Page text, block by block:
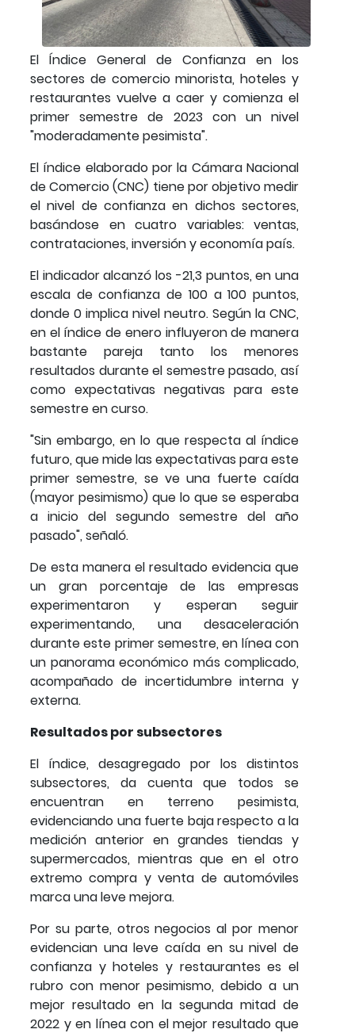
El Índice General de Confianza en los
sectores de comercio minorista, hoteles y
restaurantes vuelve a caer y comienza el
primer semestre de 2023 con un nivel
"moderadamente pesimista".
El índice elaborado por la Cámara Nacional
de Comercio (CNC) tiene por objetivo medir
el nivel de confianza en dichos sectores,
basándose en cuatro variables: ventas,
contrataciones, inversión y economía país.
El indicador alcanzó los -21,3 puntos, en una
escala de confianza de 100 a 100 puntos,
donde 0 implica nivel neutro. Según la CNC,
en el índice de enero influyeron de manera
bastante pareja tanto los menores
resultados durante el semestre pasado, así
como expectativas negativas para este
semestre en curso.
"Sin embargo, en lo que respecta al índice
futuro, que mide las expectativas para este
primer semestre, se ve una fuerte caída
(mayor pesimismo) que lo que se esperaba
a inicio del segundo semestre del año
pasado", señaló.
De esta manera el resultado evidencia que
un gran porcentaje de las empresas
experimentaron y esperan seguir
experimentando, una desaceleración
durante este primer semestre, en línea con
un panorama económico más complicado,
acompañado de incertidumbre interna y
externa.
Resultados por subsectores
El índice, desagregado por los distintos
subsectores, da cuenta que todos se
encuentran en terreno pesimista,
evidenciando una fuerte baja respecto a la
medición anterior en grandes tiendas y
supermercados, mientras que en el otro
extremo compra y venta de automóviles
marca una leve mejora.
Por su parte, otros negocios al por menor
evidencian una leve caída en su nivel de
confianza y hoteles y restaurantes es el
rubro con menor pesimismo, debido a un
mejor resultado en la segunda mitad de
2022 y en línea con el mejor resultado que